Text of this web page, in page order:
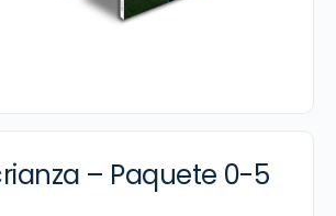
– Paquete 0-5